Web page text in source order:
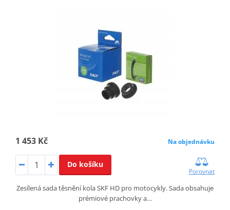
1 453 Kč Na objednávku
Do košíku
Porovnat
Zesílená sada těsnění kola SKF HD pro motocykly. Sada obsahuje
prémiové prachovky a…